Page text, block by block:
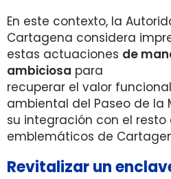
En este contexto, la
Cartagena considera
estas actuaciones de
ambiciosa para
recuperar el valor
ambiental del Paseo de la
su integración con el resto
emblemáticos de
Revitalizar un